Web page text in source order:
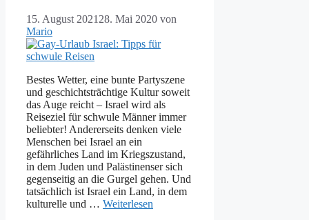
15. August 2021 28. Mai 2020 von
Mario
Bestes Wetter, eine bunte Partyszene
und geschichtsträchtige Kultur soweit
das Auge reicht – Israel wird als
Reiseziel für schwule Männer immer
beliebter! Andererseits denken viele
Menschen bei Israel an ein
gefährliches Land im Kriegszustand,
in dem Juden und Palästinenser sich
gegenseitig an die Gurgel gehen. Und
tatsächlich ist Israel ein Land, in dem
kulturelle und … Weiterlesen